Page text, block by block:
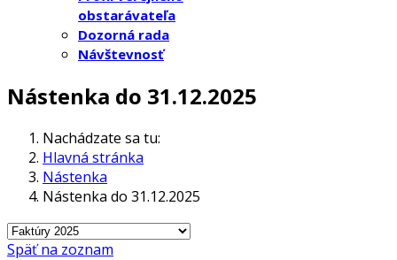
obstarávateľa
Dozorná rada
Návštevnosť
Nástenka do 31.12.2025
Nachádzate sa tu:
Hlavná stránka
Nástenka
Nástenka do 31.12.2025
Späť na zoznam